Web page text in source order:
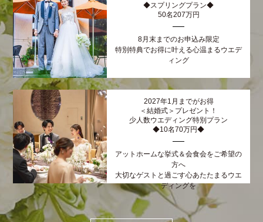
◆スプリングプラン◆
50名207万円
8月末までのお申込み限定
特別特典でお得に叶える心温まるウエデ
ィング
2027年1月までがお得
＜結婚式＞プレゼント！
少人数ウエディング特別プラン
◆10名70万円◆
アットホームな挙式＆会食会をご希望の
方へ
大切なゲストと過ごす心あたたまるウエ
ディングを